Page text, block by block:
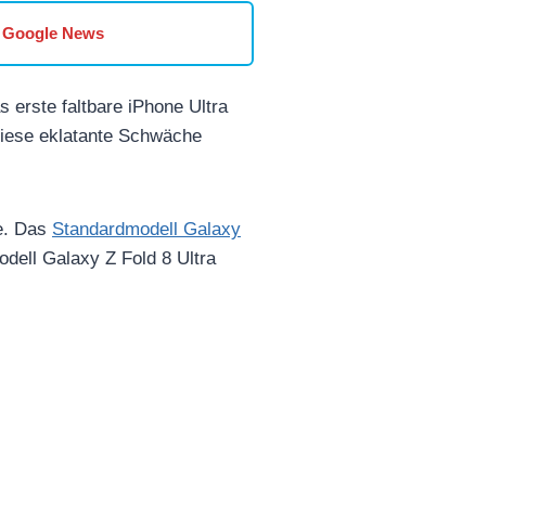
Google News
erste faltbare iPhone Ultra
eklatante Schwäche
Das Standardmodell Galaxy
Galaxy Z Fold 8 Ultra